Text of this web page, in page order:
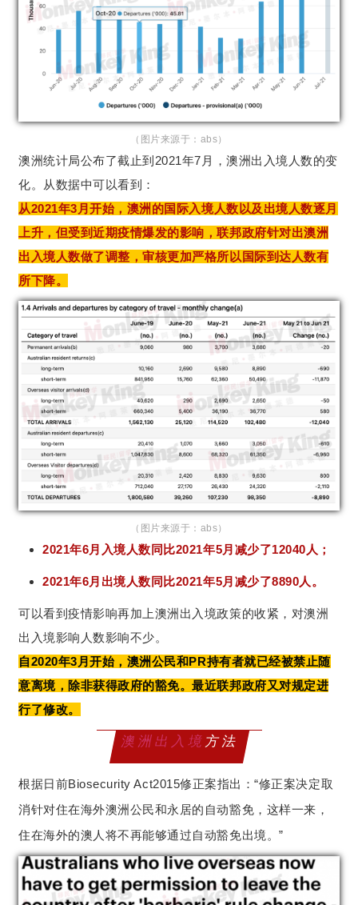
（图片来源于：abs）
澳洲统计局公布了截止到2021年7月，澳洲出入境人数的变
化。从数据中可以看到：
从2021年3月开始，澳洲的国际入境人数以及出境人数逐月
上升，但受到近期疫情爆发的影响，联邦政府针对出澳洲
出入境人数做了调整，审核更加严格所以国际到达人数有
所下降。
（图片来源于：abs）
2021年6月入境人数同比2021年5月减少了12040人；
2021年6月出境人数同比2021年5月减少了8890人。
可以看到疫情影响再加上澳洲出入境政策的收紧，对澳洲
出入境影响人数影响不少。
自2020年3月开始，澳洲公民和PR持有者就已经被禁止随
意离境，除非获得政府的豁免。最近联邦政府又对规定进
行了修改。
澳洲出入境方法
根据日前Biosecurity Act2015修正案指出：“修正案决定取
消针对住在海外澳洲公民和永居的自动豁免，这样一来，
住在海外的澳人将不再能够通过自动豁免出境。”